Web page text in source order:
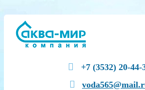
+7 (3532) 20-44-